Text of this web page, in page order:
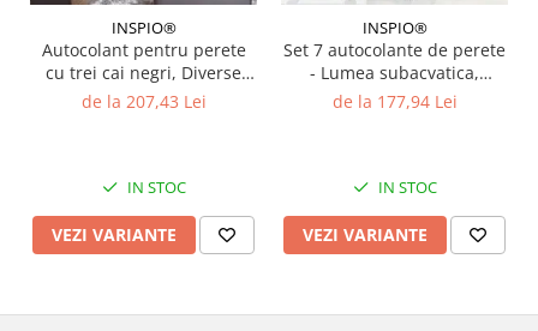
INSPIO®
Autocolant pentru perete
cu trei cai negri, Diverse
marimi
de la 207,43 Lei
IN STOC
VEZI VARIANTE
INSPIO®
Set 7 autocolante de perete
- Lumea subacvatica,
Diverse Marimi
de la 177,94 Lei
IN STOC
VEZI VARIANTE